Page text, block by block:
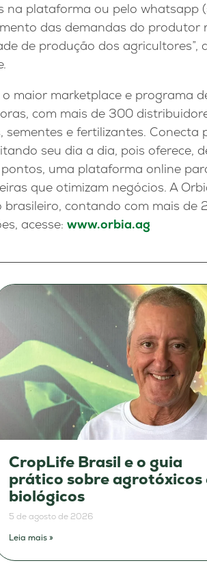
na plataforma ou pelo whatsapp
das demandas do produtor
de produção dos agricultores”,
o maior marketplace e programa
com mais de 300
sementes e fertilizantes.
seu dia a dia, pois oferece,
uma plataforma online
que otimizam negócios. A
contando com mais de
acesse: www.orbia.ag
CropLife Brasil e o guia
prático sobre agrotóxicos
biológicos
5 de agosto de 2026
Leia mais »